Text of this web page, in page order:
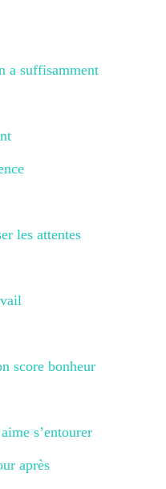
a suffisamment
les attentes
score bonheur
s’entourer
après